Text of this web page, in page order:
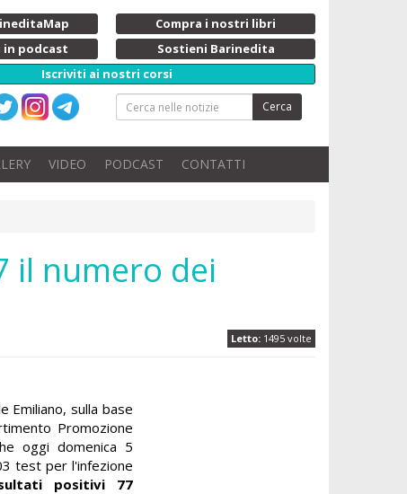
Compra i nostri libri
in podcast
Sostieni Barinedita
Iscriviti ai nostri corsi
Cerca
VIDEO PODCAST CONTATTI
il numero dei
Letto: 1495 volte
Emiliano, sulla base
Promozione
oggi domenica 5
test per l'infezione
positivi 77